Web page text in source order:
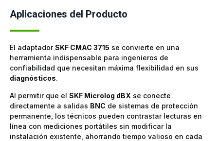
Aplicaciones del Producto
El adaptadorSKF CMAC 3715 se convierte en una
herramienta indispensable para ingenieros de
confiabilidad que necesitan máxima flexibilidad en sus
diagnósticos.
Al permitir que el SKF Microlog dBX se conecte
directamente a salidas BNC de sistemas de protección
permanente, los técnicos pueden contrastar lecturas en
línea con mediciones portátiles sin modificar la
instalación existente, ahorrando tiempo valioso en cada